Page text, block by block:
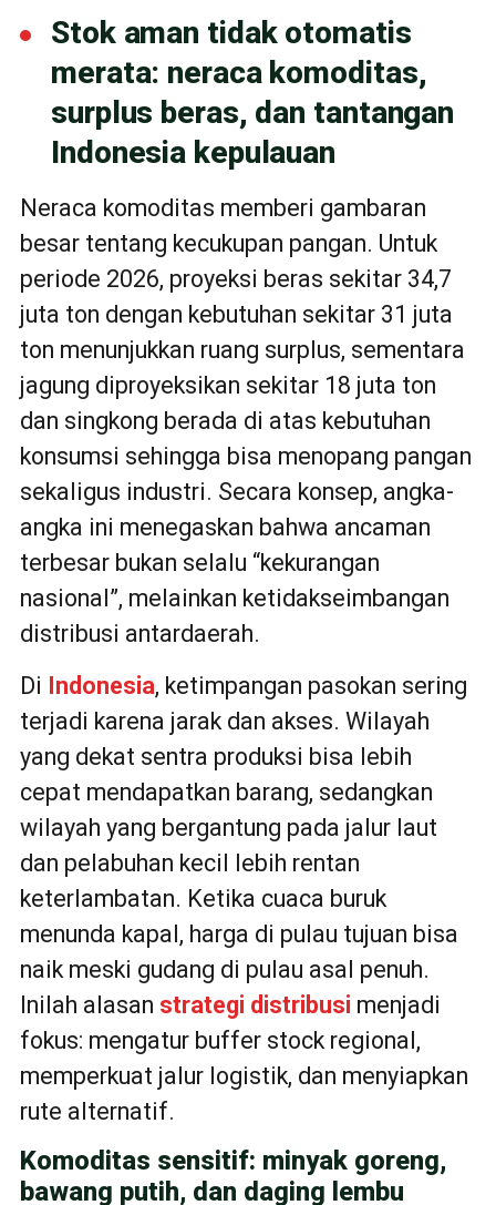
Stok aman tidak otomatis
merata: neraca komoditas,
surplus beras, dan tantangan
Indonesia kepulauan
Neraca komoditas memberi gambaran
besar tentang kecukupan pangan. Untuk
periode 2026, proyeksi beras sekitar 34,7
juta ton dengan kebutuhan sekitar 31 juta
ton menunjukkan ruang surplus, sementara
jagung diproyeksikan sekitar 18 juta ton
dan singkong berada di atas kebutuhan
konsumsi sehingga bisa menopang pangan
sekaligus industri. Secara konsep, angka-
angka ini menegaskan bahwa ancaman
terbesar bukan selalu “kekurangan
nasional”, melainkan ketidakseimbangan
distribusi antardaerah.
Di Indonesia, ketimpangan pasokan sering
terjadi karena jarak dan akses. Wilayah
yang dekat sentra produksi bisa lebih
cepat mendapatkan barang, sedangkan
wilayah yang bergantung pada jalur laut
dan pelabuhan kecil lebih rentan
keterlambatan. Ketika cuaca buruk
menunda kapal, harga di pulau tujuan bisa
naik meski gudang di pulau asal penuh.
Inilah alasan strategi distribusi menjadi
fokus: mengatur buffer stock regional,
memperkuat jalur logistik, dan menyiapkan
rute alternatif.
Komoditas sensitif: minyak goreng,
bawang putih, dan daging lembu